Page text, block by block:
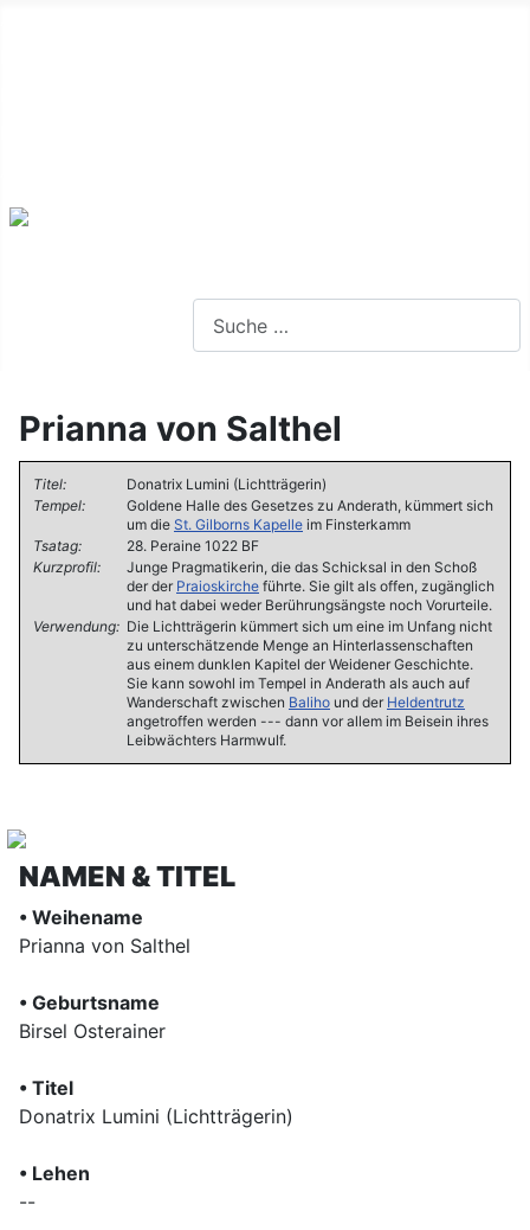
Prianna von Salthel
Titel:
Donatrix Lumini (Lichtträgerin)
Tempel:
Goldene Halle des Gesetzes zu Anderath, kümmert sich
um die St. Gilborns Kapelle im Finsterkamm
Tsatag:
28. Peraine 1022 BF
Kurzprofil:
Junge Pragmatikerin, die das Schicksal in den Schoß
der der Praioskirche führte. Sie gilt als offen, zugänglich
und hat dabei weder Berührungsängste noch Vorurteile.
Verwendung: Die Lichtträgerin kümmert sich um eine im Unfang nicht
zu unterschätzende Menge an Hinterlassenschaften
aus einem dunklen Kapitel der Weidener Geschichte.
Sie kann sowohl im Tempel in Anderath als auch auf
Wanderschaft zwischen Baliho und der Heldentrutz
angetroffen werden --- dann vor allem im Beisein ihres
Leibwächters Harmwulf.
NAMEN & TITEL
• Weihename
Prianna von Salthel
• Geburtsname
Birsel Osterainer
• Titel
Donatrix Lumini (Lichtträgerin)
• Lehen
--